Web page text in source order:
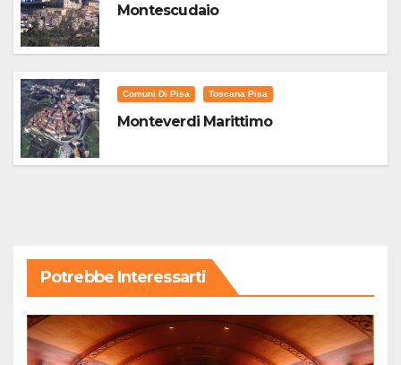
Montescudaio
Comuni Di Pisa Toscana Pisa
Monteverdi Marittimo
Potrebbe Interessarti